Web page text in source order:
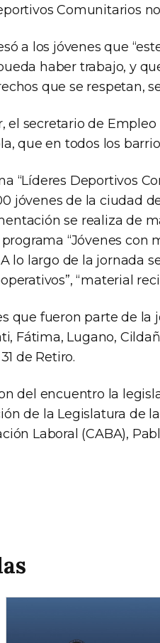
Comunitarios
a los jóvenes que
haber trabajo, y
que se respetan,
el secretario de
que en todos los
“Líderes Deportivos
jóvenes de la ciudad
se realiza de
“Jóvenes con
A lo largo de la jornada
“material
que fueron parte de la
Fátima, Lugano,
de Retiro.
del encuentro la
de la Legislatura de
Laboral (CABA),